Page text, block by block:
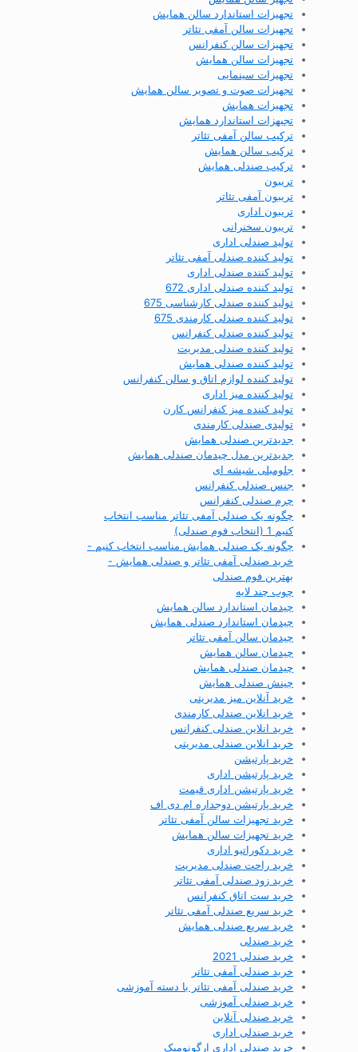
تجهیزات استاندارد سالن همایش
تجهیزات سالن آمفی تئاتر
تجهیزات سالن کنفرانس
تجهیزات سالن همایش
تجهیزات سینمایی
تجهیزات صوت و تصویر سالن همایش
تجهیزات همایش
تجیهزات استاندارد همایش
ترکیب سالن آمفی تئاتر
ترکیب سالن همایش
ترکیب صندلی همایش
تریبون
تریبون آمفی تئاتر
تریبون اداری
تریبون سخنرانی
تولید صندلی اداری
تولید کننده صندلی آمفی تئاتر
تولید کننده صندلی اداری
تولید کننده صندلی اداری 672
تولید کننده صندلی کارشناسی 675
تولید کننده صندلی کارمندی 675
تولید کننده صندلی کنفرانس
تولید کننده صندلی مدیریت
تولید کننده صندلی همایش
تولید کننده لوازم اتاق و سالن کنفرانس
تولید کننده میز اداری
تولید کننده میز کنفرانس کارن
تولیدی صندلی کارمندی
جدیدترین صندلی همایش
جدیدترین مدل چیدمان صندلی همایش
جلومبلی شیشه ای
جنس صندلی کنفرانس
چرم صندلی کنفرانس
چگونه یک صندلی آمفی تئاتر مناسب انتخاب
کنیم 1 (انتخاب فوم صندلی)
چگونه یک صندلی همایش مناسب انتخاب کنیم -
خرید صندلی آمفی تئاتر و صندلی همایش -
بهترین فوم صندلی
چوب چند لایه
چیدمان استاندارد سالن همایش
چیدمان استاندارد صندلی همایش
چیدمان سالن آمفی تئاتر
چیدمان سالن همایش
چیدمان صندلی همایش
چینش صندلی همایش
خرید آنلاین میز مدیریتی
خرید انلاین صندلی کارمندی
خرید انلاین صندلی کنفرانس
خرید انلاین صندلی مدیریتی
خرید پارتیشن
خرید پارتیشن اداری
خرید پارتیشن اداری قیمت
خرید پارتیشن دوجداره ام دی اف
خرید تجهیزات سالن آمفی تئاتر
خرید تجهیزات سالن همایش
خرید دکوراتیو اداری
خرید راحت صندلی مدیریت
خرید زود صندلی آمفی تئاتر
خرید ست اتاق کنفرانس
خرید سریع صندلی آمفی تئاتر
خرید سریع صندلی همایش
خرید صندلی
خرید صندلی 2021
خرید صندلی آمفی تئاتر
خرید صندلی آمفی تئاتر با دسته آموزشی
خرید صندلی آموزشی
خرید صندلی آنلاین
خرید صندلی اداری
خرید صندلی اداری ارگونومیک